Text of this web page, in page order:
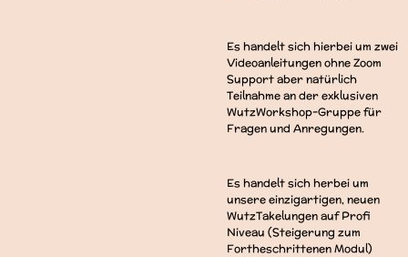
Es handelt sich hierbei um zwei
Videoanleitungen ohne Zoom
Support aber natürlich
Teilnahme an der exklusiven
WutzWorkshop-Gruppe für
Fragen und Anregungen.
Es handelt sich herbei um
unsere einzigartigen, neuen
WutzTakelungen auf Profi
Niveau (Steigerung zum
Fortheschrittenen Modul)